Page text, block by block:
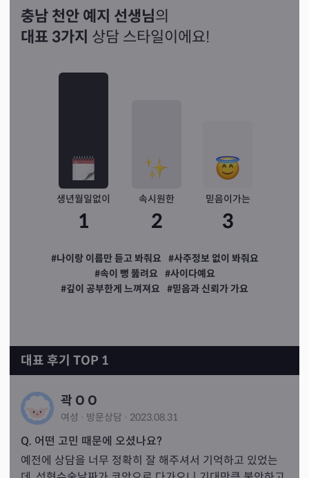
충남 천안 예지 선생님의
대표 3가지 상담 스타일이에요!
생년월일없이
1
속시원한
2
믿음이가는
3
#나이랑 이름만 듣고 봐줘요 #사주정보 없이 봐줘요
#속이 뻥 뚫려요 #사이다예요
#깊이 공부한게 느껴져요 #믿음과 신뢰가 가요
대표 후기 TOP 1
곽 O O
여성 · 방문상담 · 2023.08.31
Q. 어떤 고민 때문에 오셨나요?
예전에 상담을 너무 정확히 잘 해주셔서 기억하고 있었는